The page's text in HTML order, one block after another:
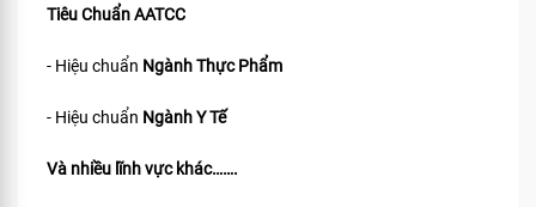
Tiêu ChuẩnAATCC
- Hiệu chuẩn Ngành Thực Phẩm
- Hiệu chuẩn Ngành Y Tế
Và nhiều lĩnh vực khác…….